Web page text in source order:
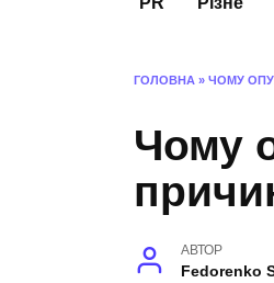
ГОЛОВНА » ЧОМУ
Чому
АВТОР
Fedorenko